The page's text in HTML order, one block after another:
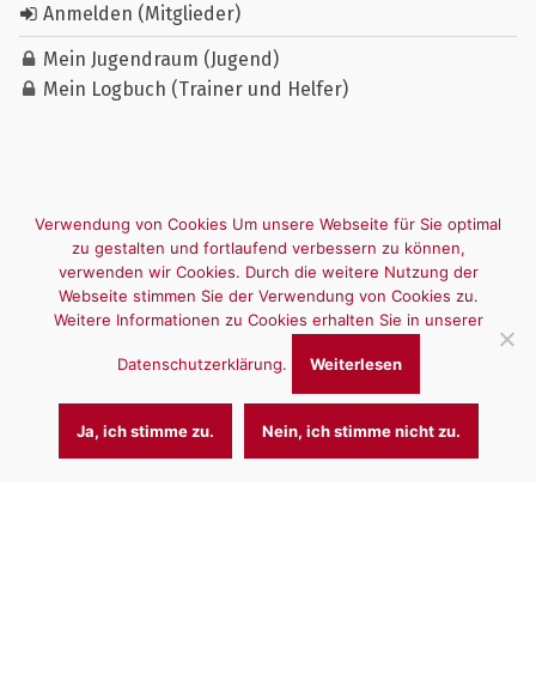
Anmelden (Mitglieder)
Mein Jugendraum (Jugend)
Mein Logbuch (Trainer und Helfer)
Verwendung von Cookies Um unsere Webseite für Sie optimal
zu gestalten und fortlaufend verbessern zu können,
verwenden wir Cookies. Durch die weitere Nutzung der
Webseite stimmen Sie der Verwendung von Cookies zu.
Weitere Informationen zu Cookies erhalten Sie in unserer
Datenschutzerklärung. Weiterlesen
Ja, ich stimme zu. Nein, ich stimme nicht zu.